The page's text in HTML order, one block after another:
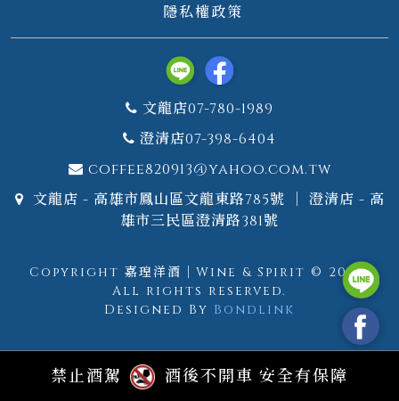
隱私權政策
文龍店07-780-1989
澄清店07-398-6404
coffee820913@yahoo.com.tw
文龍店 - 高雄市鳳山區文龍東路785號 ｜ 澄清店 - 高
雄市三民區澄清路381號
Copyright 嘉瑝洋酒｜Wine & Spirit © 2026.
All rights reserved.
Designed By Bondlink
禁止酒駕 酒後不開車 安全有保障